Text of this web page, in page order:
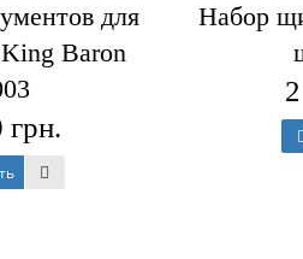
для
Baron
грн.
Набор